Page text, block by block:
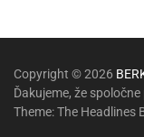
Copyright © 2026
Ďakujeme, že
Theme: The Headlines